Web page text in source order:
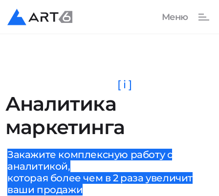
Аналитика
маркетинга
[ i ]
Закажите комплексную работу с
аналитикой,
которая более чем в 2 раза увеличит
ваши продажи